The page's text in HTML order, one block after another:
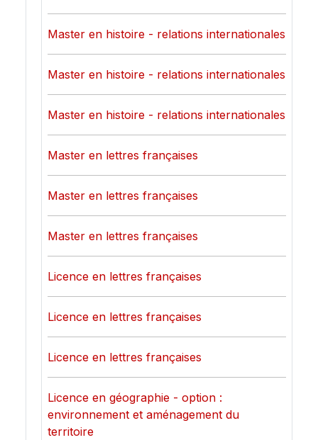
Master en histoire - relations internationales
Master en histoire - relations internationales
Master en histoire - relations internationales
Master en lettres françaises
Master en lettres françaises
Master en lettres françaises
Licence en lettres françaises
Licence en lettres françaises
Licence en lettres françaises
Licence en géographie - option :
environnement et aménagement du
territoire